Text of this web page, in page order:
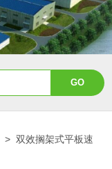
>双效搁架式平板速